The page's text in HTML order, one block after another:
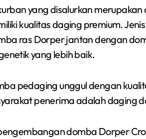
yang disalurkan
kualitas daging premium.
ras Dorper jantan dengan
yang lebih baik.
pedaging unggul dengan
penerima adalah daging
domba Dorper